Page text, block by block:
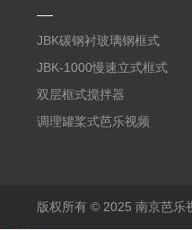
JBK碳钢衬玻璃钢框式
芭乐视频APP黄
JBK-1000慢速立式框式
芭乐视频APP黄
双层框式搅拌器
调理罐桨式芭乐视频
版权所有 © 2025 南京芭乐